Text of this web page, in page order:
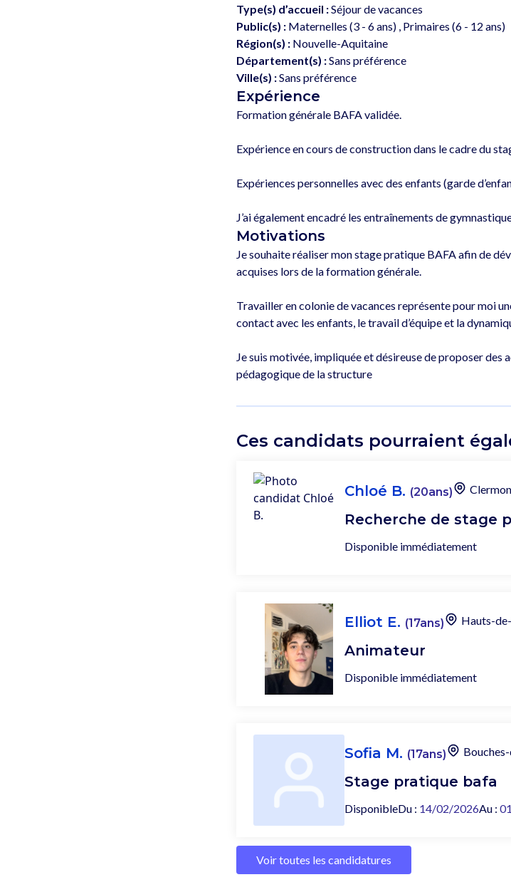
Type(s) d’accueil :Séjour de vacances
Public(s) : Maternelles (3 - 6 ans) , Primaires (6 - 12 ans)
Région(s) : Nouvelle-Aquitaine
Département(s) :Sans préférence
Ville(s) :Sans préférence
Expérience
Formation générale BAFA validée.
Expérience en cours de construction dans le cadre du
Expériences personnelles avec des enfants (garde
Motivations
Je souhaite réaliser mon stage pratique BAFA afin de
acquises lors de la formation générale.
Travailler en colonie de vacances représente pour moi
contact avec les enfants, le travail d’équipe et la
Je suis motivée, impliquée et désireuse de proposer
Ces candidats pourraient
Chloé B. (20ans)
Recherche de stage
Disponible immédiatement
Elliot E. (17ans) Hauts-
Animateur
Disponible immédiatement
Sofia M. (17ans)
Stage pratique bafa
DisponibleDu : 14/02/2026Au :
Voir toutes les candidatures